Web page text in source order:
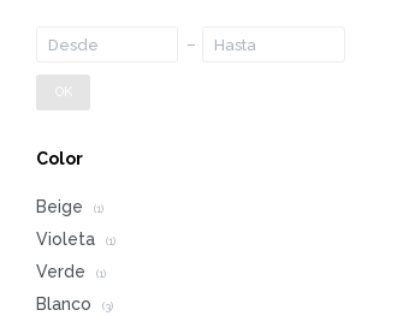
OK
Color
Beige (1)
Violeta (1)
Verde (1)
Blanco (3)